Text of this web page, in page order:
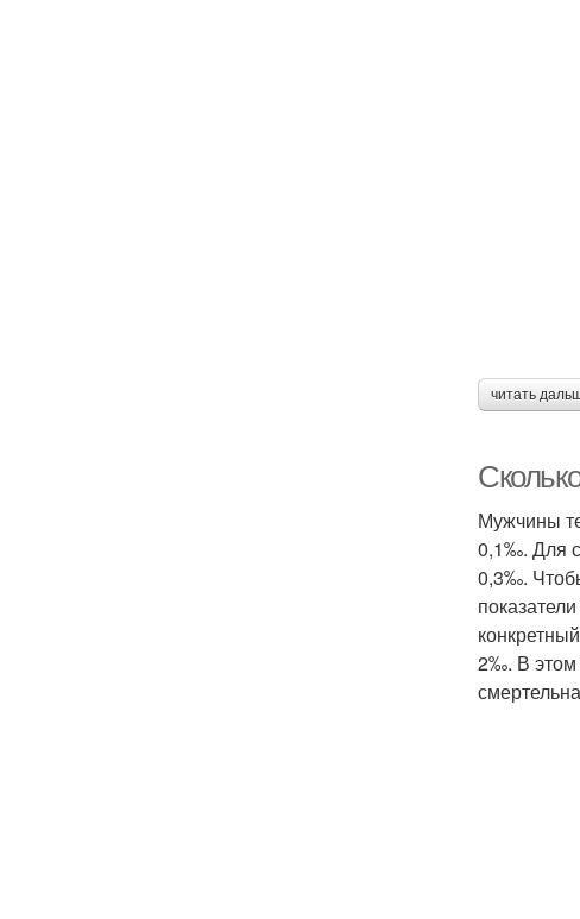
читать
Мужчины
0,1‰. Для
0,3‰.
2‰. В этом